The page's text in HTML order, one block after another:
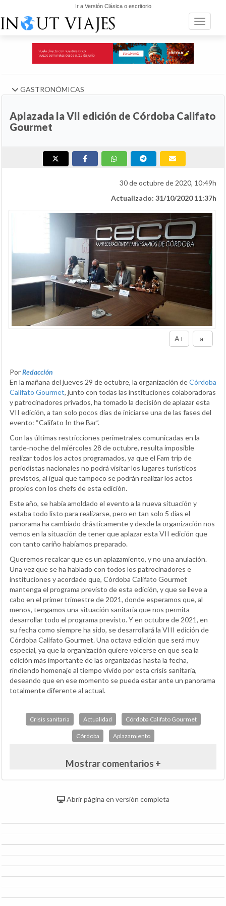
Ir a Versión Clásica o escritorio
Toggle
GASTRONÓMICAS
Aplazada la VII edición de Córdoba Califato
Gourmet
30 de octubre de 2020, 10:49h
Actualizado: 31/10/2020 11:37h
A+ a-
PorRedacción
En la mañana del jueves 29 de octubre, la organización deCórdoba
Califato Gourmet, junto con todas las instituciones colaboradoras
y patrocinadores privados, ha tomado la decisión de aplazar esta
VII edición, a tan solo pocos días de iniciarse una de las fases del
evento: “Califato In the Bar”.
Con las últimas restricciones perimetrales comunicadas en la
tarde-noche del miércoles 28 de octubre, resulta imposible
realizar todos los actos programados, ya que el Fam trip de
periodistas nacionales no podrá visitar los lugares turísticos
previstos, al igual que tampoco se podrán realizar los actos
propios con los chefs de esta edición.
Este año, se había amoldado el evento a la nueva situación y
estaba todo listo para realizarse, pero en tan solo 5 días el
panorama ha cambiado drásticamente y desde la organización nos
vemos en la situación de tener que aplazar esta VII edición que
con tanto cariño habíamos preparado.
Queremos recalcar que es un aplazamiento, y no una anulación.
Una vez que se ha hablado con todos los patrocinadores e
instituciones y acordado que, Córdoba Califato Gourmet
mantenga el programa previsto de esta edición, y que se lleve a
cabo en el primer trimestre de 2021, donde esperamos que, al
menos, tengamos una situación sanitaria que nos permita
desarrollar todo el programa previsto. Y en octubre de 2021, en
su fecha como siempre ha sido, se desarrollará la VIII edición de
Córdoba Califato Gourmet. Una octava edición que será muy
especial, ya que la organización quiere volcerse en que sea la
edición más importante de las organizadas hasta la fecha,
rindiendo homenaje al tiempo vivido por esta crisis sanitaria,
deseando que en ese momento se pueda estar ante un panorama
totalmente diferente al actual.
Crisis sanitaria Actualidad Córdoba Califato Gourmet
Córdoba Aplazamiento
Mostrar comentarios +
Abrir página en versión completa